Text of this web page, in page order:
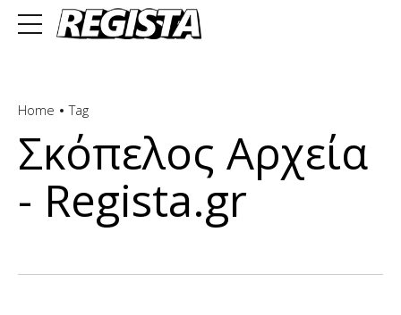
Home Tag
Σκόπελος Αρχεία
- Regista.gr